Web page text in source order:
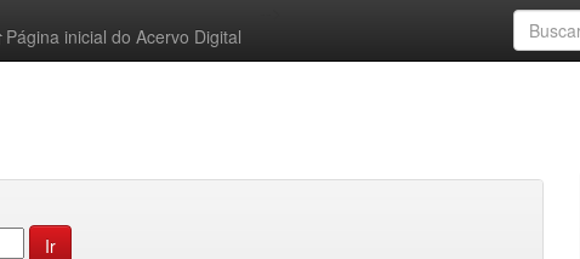
Página inicial do Acervo Digital